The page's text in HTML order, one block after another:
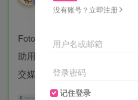
FotoJet Designer是一款功能
助用户轻松创建各种类型的
交媒体广告图片等。
没有账号？立即注册
用户名或邮箱
登录密码
记住登录